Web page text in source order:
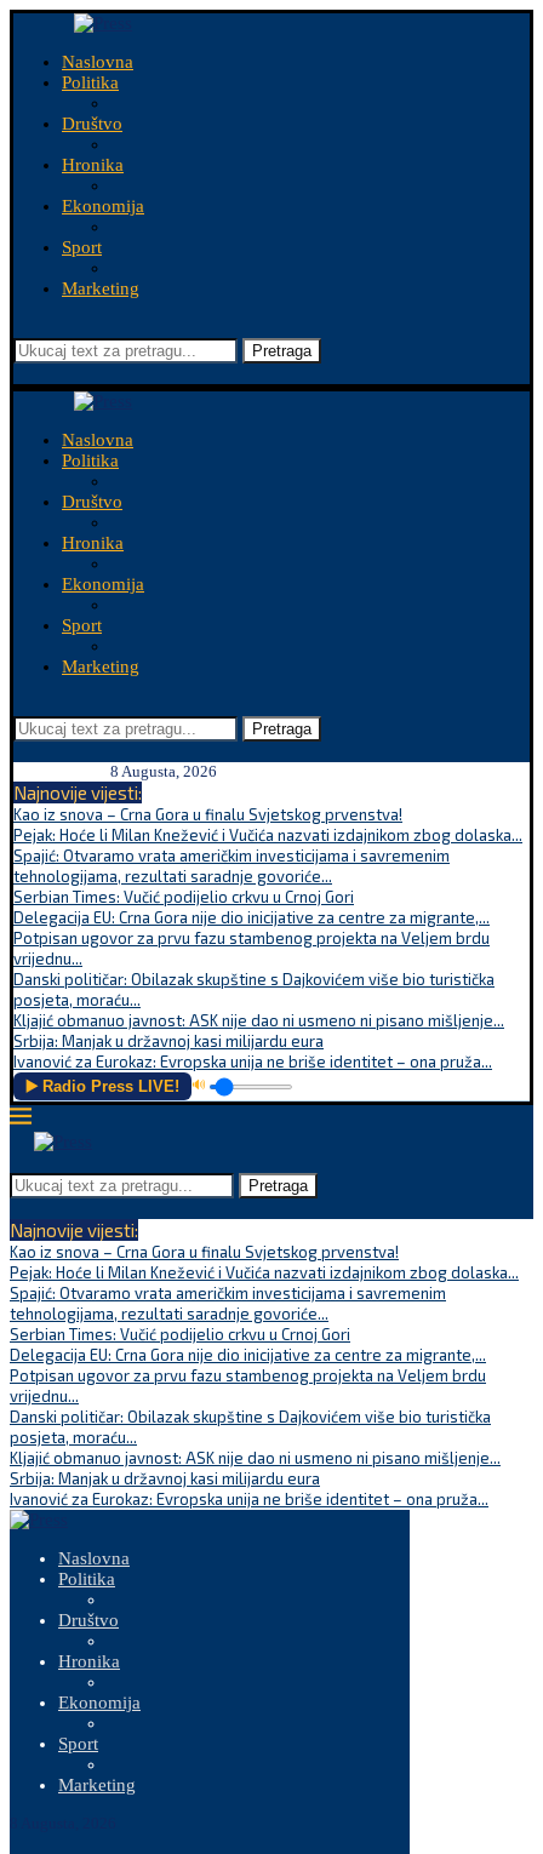
Naslovna
Politika
Društvo
Hronika
Ekonomija
Sport
Marketing
Pretraga
Naslovna
Politika
Društvo
Hronika
Ekonomija
Sport
Marketing
Pretraga
8 Augusta, 2026
Najnovije vijesti:
Kao iz snova – Crna Gora u finalu Svjetskog prvenstva!
Pejak: Hoće li Milan Knežević i Vučića nazvati izdajnikom zbog dolaska...
Spajić: Otvaramo vrata američkim investicijama i savremenim
tehnologijama, rezultati saradnje govoriće...
Serbian Times: Vučić podijelio crkvu u Crnoj Gori
Delegacija EU: Crna Gora nije dio inicijative za centre za migrante,...
Potpisan ugovor za prvu fazu stambenog projekta na Veljem brdu
vrijednu...
Danski političar: Obilazak skupštine s Dajkovićem više bio turistička
posjeta, moraću...
Kljajić obmanuo javnost: ASK nije dao ni usmeno ni pisano mišljenje...
Srbija: Manjak u državnoj kasi milijardu eura
Ivanović za Eurokaz: Evropska unija ne briše identitet – ona pruža...
▶️ Radio Press LIVE! 🔊
Pretraga
Najnovije vijesti:
Kao iz snova – Crna Gora u finalu Svjetskog prvenstva!
Pejak: Hoće li Milan Knežević i Vučića nazvati izdajnikom zbog dolaska...
Spajić: Otvaramo vrata američkim investicijama i savremenim
tehnologijama, rezultati saradnje govoriće...
Serbian Times: Vučić podijelio crkvu u Crnoj Gori
Delegacija EU: Crna Gora nije dio inicijative za centre za migrante,...
Potpisan ugovor za prvu fazu stambenog projekta na Veljem brdu
vrijednu...
Danski političar: Obilazak skupštine s Dajkovićem više bio turistička
posjeta, moraću...
Kljajić obmanuo javnost: ASK nije dao ni usmeno ni pisano mišljenje...
Srbija: Manjak u državnoj kasi milijardu eura
Ivanović za Eurokaz: Evropska unija ne briše identitet – ona pruža...
Naslovna
Politika
Društvo
Hronika
Ekonomija
Sport
Marketing